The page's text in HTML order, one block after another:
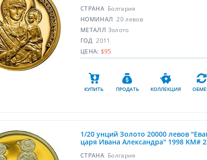
СТРАНА Болгария
НОМИНАЛ 20 левов
МЕТАЛЛ Золото
ГОД 2011
ЦЕНА: $95
КУПИТЬ ПРОДАТЬ КОЛЛЕКЦИЯ
1/20 унций Золото 20000 левов
царя Ивана Александра" 1998 KM#
СТРАНА Болгария